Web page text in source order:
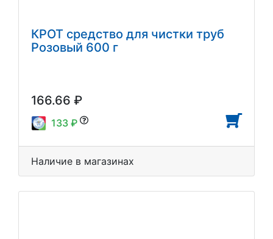
КРОТ средство для чистки труб
Розовый 600 г
166.66 ₽
133 ₽
Наличие в магазинах